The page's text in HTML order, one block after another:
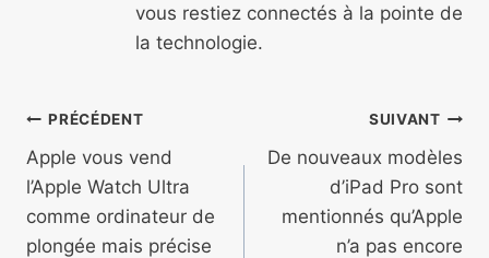
vous restiez connectés à la pointe de
la technologie.
Navigation
de
l’article
PRÉCÉDENT
Apple vous vend
l’Apple Watch Ultra
comme ordinateur de
plongée mais précise
SUIVANT
De nouveaux modèles
d’iPad Pro sont
mentionnés qu’Apple
n’a pas encore